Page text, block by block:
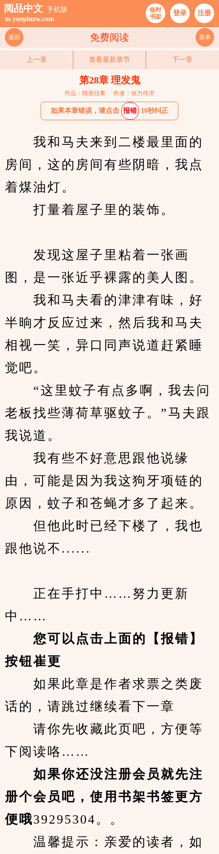
阅品中文 手机版
m.yuepinzw.com
临时
书架
登录 注册
免费阅读
返回 菜单
上一章 查看最新章节 下一章
第28章 理发鬼
作品：隋唐往事 作者：张力伟岸
如果本章错误，请点击 报错 10秒纠正
我和马夫来到二楼最里面的
房间，这的房间有些阴暗，我点
着煤油灯。
打量着屋子里的装饰。
发现这屋子里粘着一张画
图，是一张近乎裸露的美人图。
我和马夫看的津津有味，好
半晌才反应过来，然后我和马夫
相视一笑，异口同声说道赶紧睡
觉吧。
“这里蚊子有点多啊，我去问
老板找些薄荷草驱蚊子。”马夫跟
我说道。
我有些不好意思跟他说缘
由，可能是因为我这狗牙项链的
原因，蚊子和苍蝇才多了起来。
但他此时已经下楼了，我也
跟他说不......
正在手打中……努力更新
中……
您可以点击上面的【报错】
按钮崔更
如果此章是作者求票之类废
话的，请跳过继续看下一章
请你先收藏此页吧，方便等
下阅读咯……
如果你还没注册会员就先注
册个会员吧，使用书架书签更方
便哦39295304。。
温馨提示：亲爱的读者，如